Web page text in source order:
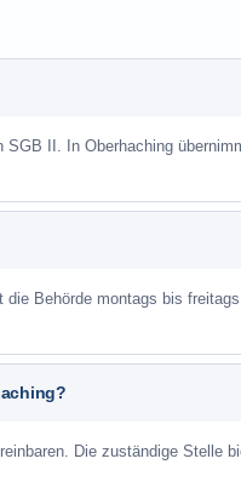
II. In Oberhaching
Behörde montags bis
Die zuständige Stelle